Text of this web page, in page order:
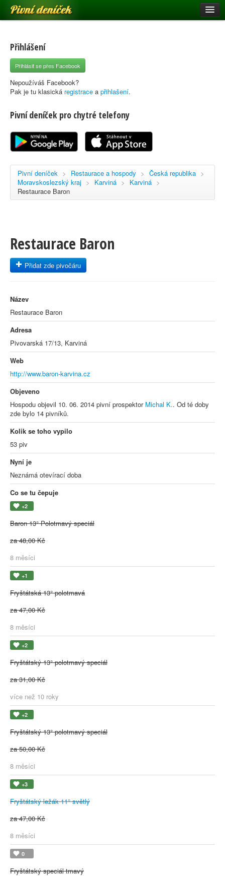
Pivní deníček
Pivní mapa
Pivní značky
Nápověda
Registrace
Přihlášení
Přihlásit se přes Facebook
Nepoužíváš Facebook?
Pak je tu klasická registrace a přihlašení.
Pivní deníček pro chytré telefony
Pivní deníček > Restaurace a hospody > Česká republika >
Moravskoslezský kraj > Karviná > Karviná >
Restaurace Baron
Restaurace Baron
Přidat zde pivočáru
Název
Restaurace Baron
Adresa
Pivovarská 17/13, Karviná
Web
http://www.baron-karvina.cz
Objeveno
Hospodu objevil 10. 06. 2014 pivní prospektor Michal K.. Od té doby
zde bylo 14 pivníků.
Kolik se toho vypilo
53 piv
Nyní je
Neznámá otevírací doba
Co se tu čepuje
+2
Baron 13° Polotmavý speciál
za 48,00 Kč
8 měsíci
+1
Fryštátská 13° polotmavá
za 47,00 Kč
8 měsíci
+2
Fryštátský 13° polotmavý speciál
za 31,00 Kč
více než 10 roky
+2
Fryštátský 13° polotmavý speciál
za 50,00 Kč
8 měsíci
+3
Fryštátský ležák 11° světlý
za 47,00 Kč
8 měsíci
0
Fryštátský speciál tmavý